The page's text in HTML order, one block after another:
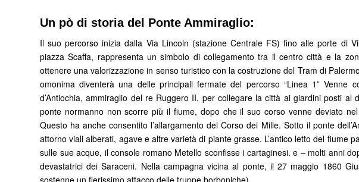
Un pò di storia del Ponte Ammiraglio:
Il suo percorso inizia dalla Via Lincoln (stazione Centrale FS) fino alle porte di
piazza Scaffa, rappresenta un simbolo di collegamento tra il centro città e la
ottenere una valorizzazione in senso turistico con la costruzione del Tram di
omonima diventerà una delle principali fermate del percorso “Linea 1” Venne
d’Antiochia, ammiraglio del re Ruggero II, per collegare la città ai giardini posti
ponte normanno non scorre più il fiume, dopo che il suo corso venne deviato
Questo ha anche consentito l’allargamento del Corso dei Mille. Sotto il ponte
attorno viali alberati, agave e altre varietà di piante grasse. L’antico letto del fiume
sulle sue acque, il console romano Metello sconfisse i cartaginesi. e – molti anni
devastatrici dei Saraceni. Nella campagna vicina al ponte, il 27 maggio 1860
sostenne un fierissimo attacco delle truppe borboniche).